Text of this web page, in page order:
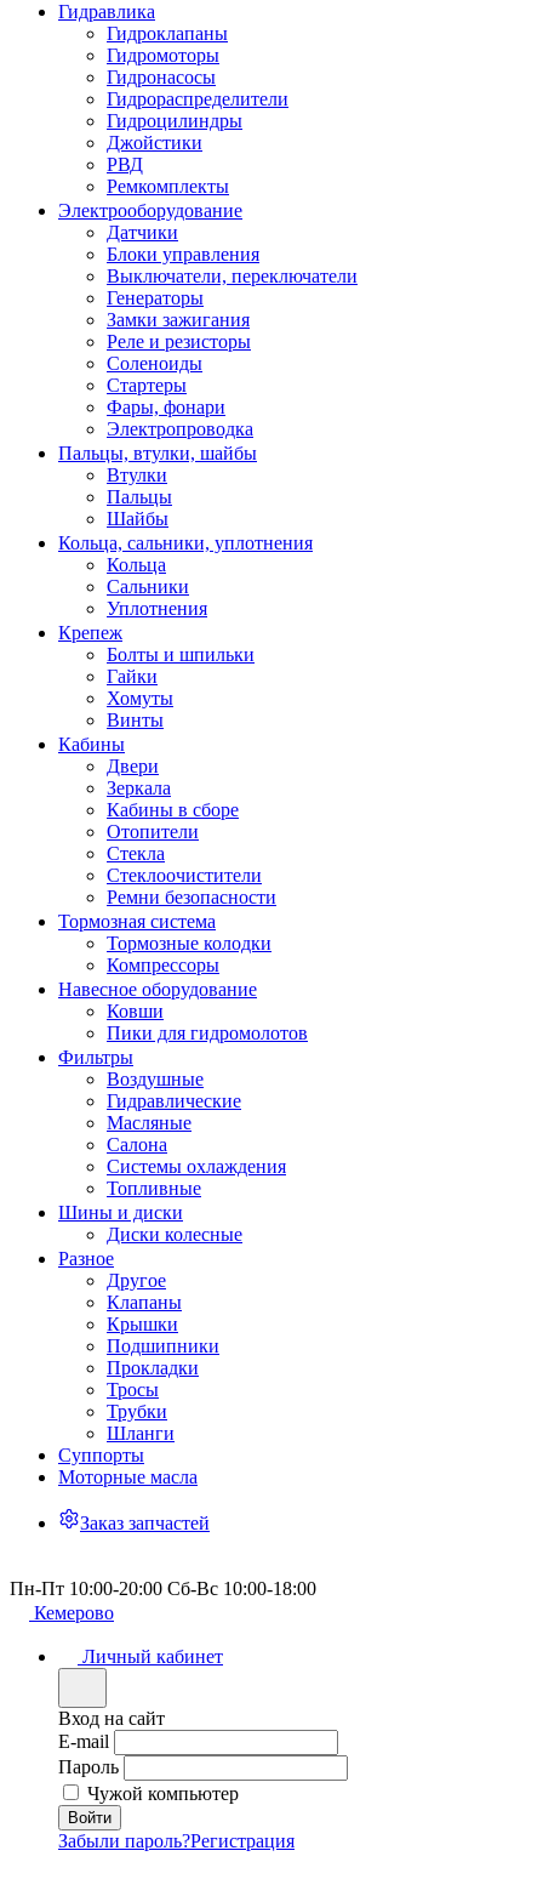
Гидравлика
Гидроклапаны
Гидромоторы
Гидронасосы
Гидрораспределители
Гидроцилиндры
Джойстики
РВД
Ремкомплекты
Электрооборудование
Датчики
Блоки управления
Выключатели, переключатели
Генераторы
Замки зажигания
Реле и резисторы
Соленоиды
Стартеры
Фары, фонари
Электропроводка
Пальцы, втулки, шайбы
Втулки
Пальцы
Шайбы
Кольца, сальники, уплотнения
Кольца
Сальники
Уплотнения
Крепеж
Болты и шпильки
Гайки
Хомуты
Винты
Кабины
Двери
Зеркала
Кабины в сборе
Отопители
Стекла
Стеклоочистители
Ремни безопасности
Тормозная система
Тормозные колодки
Компрессоры
Навесное оборудование
Ковши
Пики для гидромолотов
Фильтры
Воздушные
Гидравлические
Масляные
Салона
Системы охлаждения
Топливные
Шины и диски
Диски колесные
Разное
Другое
Клапаны
Крышки
Подшипники
Прокладки
Тросы
Трубки
Шланги
Суппорты
Моторные масла
Заказ запчастей
Пн-Пт 10:00-20:00 Сб-Вс 10:00-18:00
Кемерово
Личный кабинет
Вход на сайт
E-mail
Пароль
Чужой компьютер
Забыли пароль?Регистрация